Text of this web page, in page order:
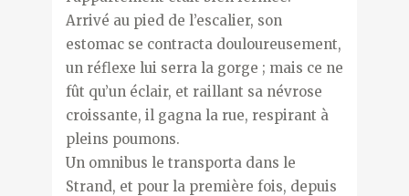
Arrivé au pied de l’escalier, son
estomac se contracta douloureusement,
un réflexe lui serra la gorge ; mais ce ne
fût qu’un éclair, et raillant sa névrose
croissante, il gagna la rue, respirant à
pleins poumons.
Un omnibus le transporta dans le
Strand, et pour la première fois, depuis